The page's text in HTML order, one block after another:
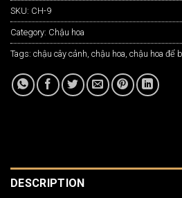
SKU: CH-9
Category: Chậu hoa
Tags: chậu cây cảnh chậu hoa chậu hoa để
DESCRIPTION